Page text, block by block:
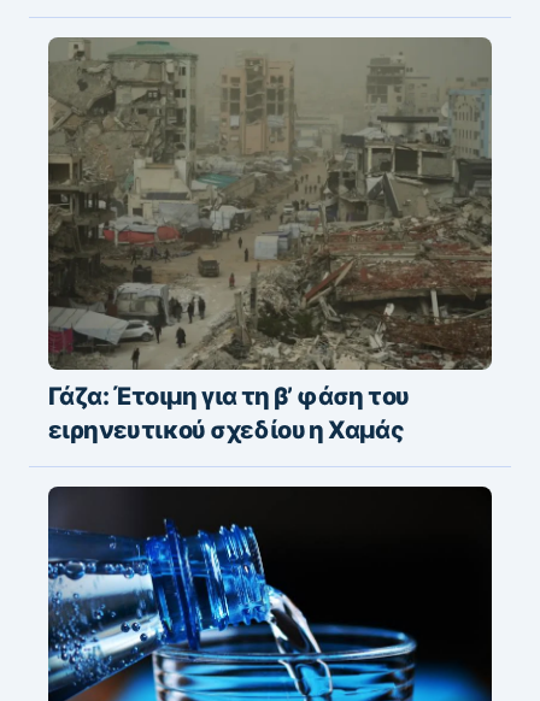
Γάζα: Έτοιμη για τη β’ φάση του
ειρηνευτικού σχεδίου η Χαμάς